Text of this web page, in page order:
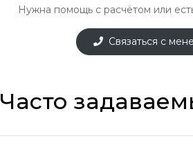
Нужна помощь с расчётом или
Связаться с
Часто